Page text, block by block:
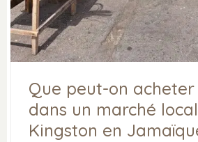
Que peut-on
dans un marché
Kingston en